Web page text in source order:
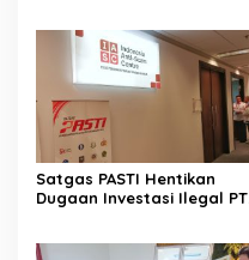
Satgas PASTI Hentikan
Dugaan Investasi Ilegal PT